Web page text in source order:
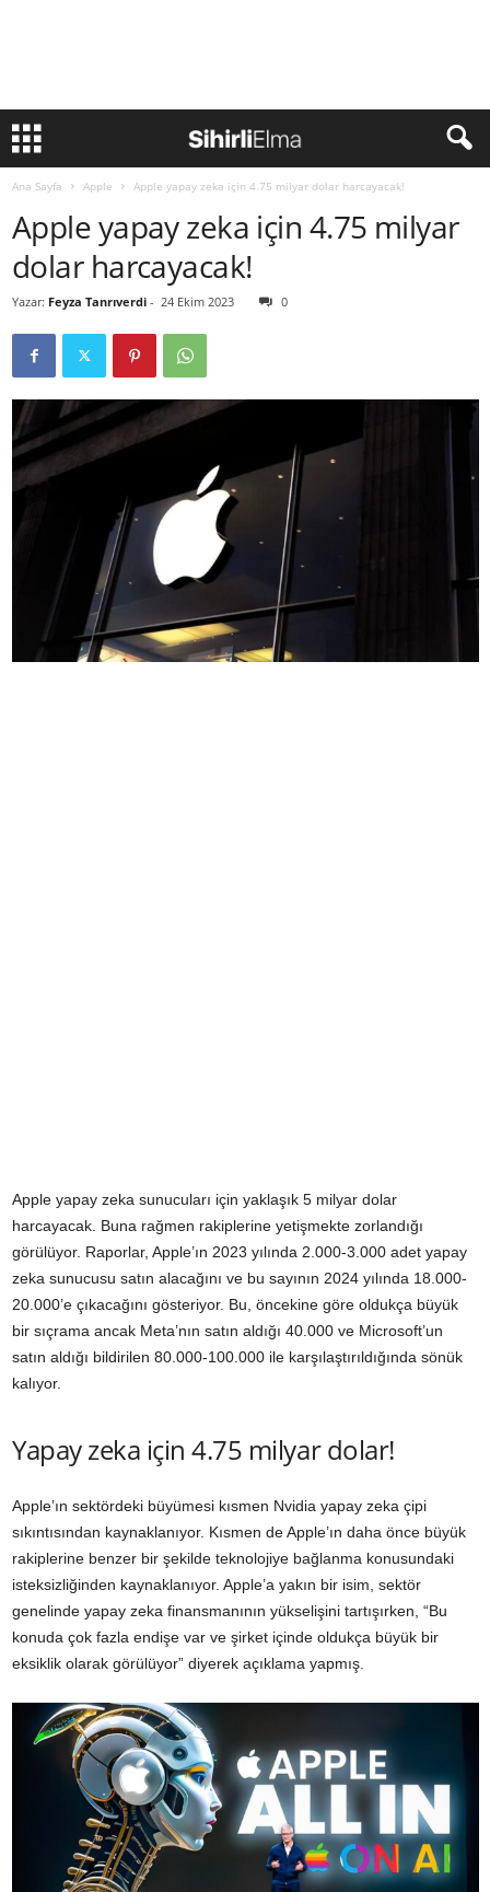
Ana Sayfa Apple Apple yapay zeka için 4.75 milyar dolar harcayacak!
Apple yapay zeka için 4.75 milyar
dolar harcayacak!
Yazar: Feyza Tanrıverdi - 24 Ekim 2023 0
Apple yapay zeka sunucuları için yaklaşık 5 milyar dolar
harcayacak. Buna rağmen rakiplerine yetişmekte zorlandığı
görülüyor. Raporlar, Apple’ın 2023 yılında 2.000-3.000 adet yapay
zeka sunucusu satın alacağını ve bu sayının 2024 yılında 18.000-
20.000’e çıkacağını gösteriyor. Bu, öncekine göre oldukça büyük
bir sıçrama ancak Meta’nın satın aldığı 40.000 ve Microsoft’un
satın aldığı bildirilen 80.000-100.000 ile karşılaştırıldığında sönük
kalıyor.
Yapay zeka için 4.75 milyar dolar!
Apple’ın sektördeki büyümesi kısmen Nvidia yapay zeka çipi
sıkıntısından kaynaklanıyor. Kısmen de Apple’ın daha önce büyük
rakiplerine benzer bir şekilde teknolojiye bağlanma konusundaki
isteksizliğinden kaynaklanıyor. Apple’a yakın bir isim, sektör
genelinde yapay zeka finansmanının yükselişini tartışırken, “Bu
konuda çok fazla endişe var ve şirket içinde oldukça büyük bir
eksiklik olarak görülüyor” diyerek açıklama yapmış.